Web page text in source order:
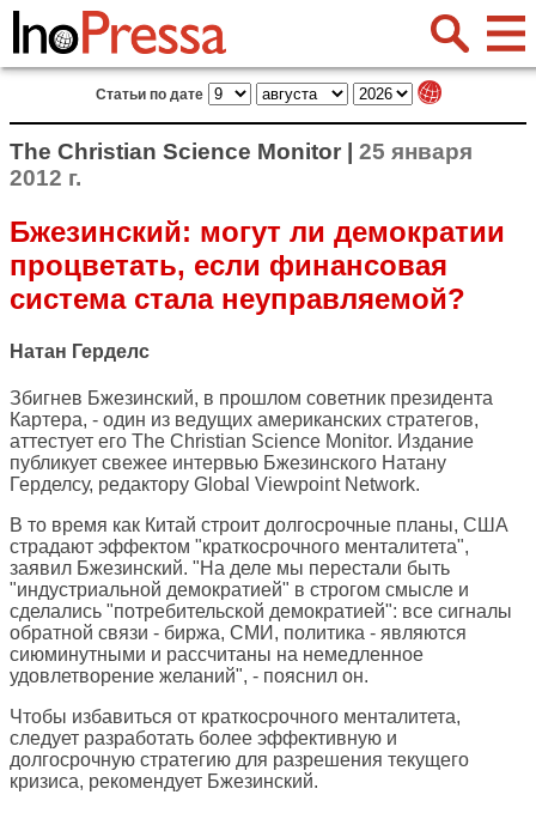
Статьи по дате
The Christian Science Monitor | 25 января
2012 г.
Бжезинский: могут ли демократии
процветать, если финансовая
система стала неуправляемой?
Натан Герделс
Збигнев Бжезинский, в прошлом советник президента
Картера, - один из ведущих американских стратегов,
аттестует его The Christian Science Monitor. Издание
публикует свежее интервью Бжезинского Натану
Герделсу, редактору Global Viewpoint Network.
В то время как Китай строит долгосрочные планы, США
страдают эффектом "краткосрочного менталитета",
заявил Бжезинский. "На деле мы перестали быть
"индустриальной демократией" в строгом смысле и
сделались "потребительской демократией": все сигналы
обратной связи - биржа, СМИ, политика - являются
сиюминутными и рассчитаны на немедленное
удовлетворение желаний", - пояснил он.
Чтобы избавиться от краткосрочного менталитета,
следует разработать более эффективную и
долгосрочную стратегию для разрешения текущего
кризиса, рекомендует Бжезинский.